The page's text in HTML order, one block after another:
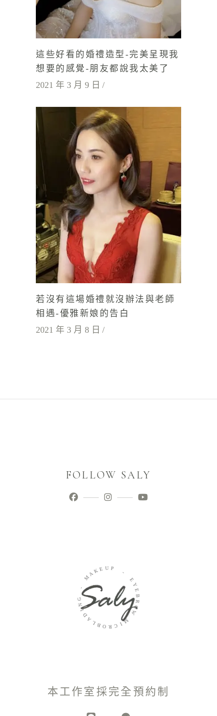
這些好看的婚禮造型-完美呈現我
想要的感覺-朋友都說我太美了
2021 年 3 月 9 日
若沒有這場婚禮就沒辦法與老師
相遇-優雅新娘的告白
2021 年 3 月 8 日
FOLLOW SALY
MA K E U
E
Y
E
B
R
O
W
M
I
C
R
O
B
L
A
D
I
N
G
本工作室採完全預約制